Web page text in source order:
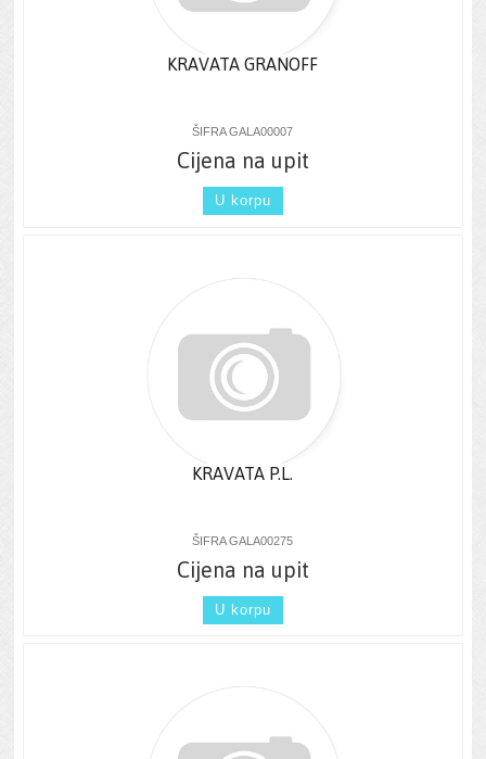
KRAVATA GRANOFF
ŠIFRA GALA00007
Cijena na upit
U korpu
KRAVATA P.L.
ŠIFRA GALA00275
Cijena na upit
U korpu